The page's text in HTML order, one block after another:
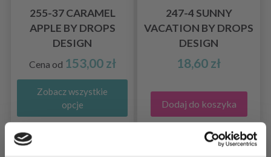
255-37 CARAMEL
APPLE BY DROPS
DESIGN
Cena od 153,00 zł
Zobacz wszystkie
opcje
247-4 SUNNY
VACATION BY DROPS
DESIGN
18,60 zł
Dodaj do koszyka